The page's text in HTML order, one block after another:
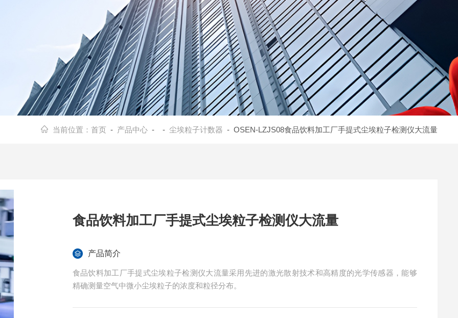
当前位置： 首页 - 产品中心- - 尘埃粒子计数器 - OSEN-LZJS08食品饮料加工厂手提式尘埃粒子检测仪大流量
食品饮料加工厂手提式尘埃粒子检测仪大流量
产品简介
食品饮料加工厂手提式尘埃粒子检测仪大流量采用先进的激光散射技术和高精度的光学传感器，能够
精确测量空气中微小尘埃粒子的浓度和粒径分布。